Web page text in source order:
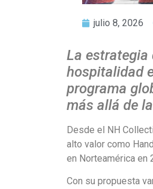
julio 8, 2026
La estrategia
hospitalidad
programa
más allá de
Desde el NH
alto valor como
en Norteamérica en
Con su propuesta